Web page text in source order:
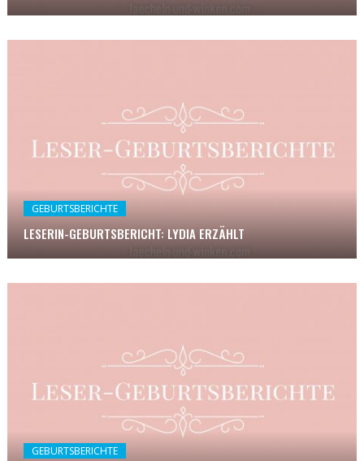
GEBURTSBERICHTE
LESERIN-GEBURTSBERICHT: LYDIA ERZÄHLT
GEBURTSBERICHTE